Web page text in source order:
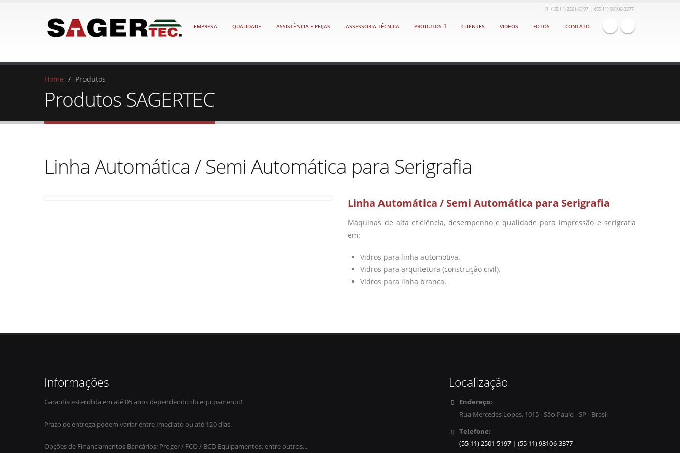
(55 11) 2501-5197 | (55 11) 98106-3377
EMPRESA QUALIDADE ASSISTÊNCIA E PEÇAS ASSESSORIA TÉCNICA PRODUTOS CLIENTES VIDEOS FOTOS CONTATO
Home / Produtos
Produtos SAGERTEC
Linha Automática / Semi Automática para Serigrafia
Linha Automática / Semi Automática para Serigrafia
Máquinas de alta eficiência, desempenho e qualidade para impressão e serigrafia
em:
Vidros para linha automotiva.
Vidros para arquitetura (construção civil).
Vidros para linha branca.
Informações
Garantia estendida em até 05 anos dependendo do equipamento!
Prazo de entrega podem variar entre Imediato ou até 120 dias.
Opções de Financiamentos Bancários: Proger / FCO / BCD Equipamentos, entre outros...
Localização
Endereço:
Rua Mercedes Lopes, 1015 - São Paulo - SP - Brasil
Telefone:
(55 11) 2501-5197| (55 11) 98106-3377